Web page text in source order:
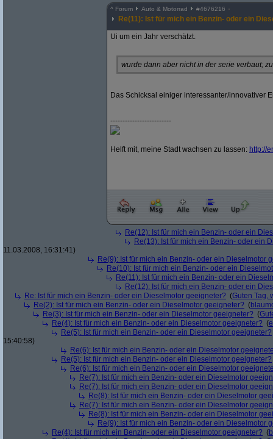
^ Forum Auto & Motorrad #4676216
Re(11): Ist für mich ein Benzin- oder ein
Ui um ein Jahr verschätzt.
wurde dann aber nicht in der serie verbaut;
Das Schicksal einiger interessanter/innovativer
-------------------------
Helft mit, meine Stadt wachsen zu lassen: http://
Re(12): Ist für mich ein Benzin- oder ein
Re(13): Ist für mich ein Benzin- oder ein
11.03.2008, 16:31:41)
Re(9): Ist für mich ein Benzin- oder ein Dieselmotor
Re(10): Ist für mich ein Benzin- oder ein
Re(11): Ist für mich ein Benzin- oder ein
Re(12): Ist für mich ein Benzin- oder ein
Re: Ist für mich ein Benzin- oder ein Dieselmotor geeigneter? (Guten Tag,
Re(2): Ist für mich ein Benzin- oder ein Dieselmotor geeigneter? (
Re(3): Ist für mich ein Benzin- oder ein Dieselmotor geeigneter? (
Re(4): Ist für mich ein Benzin- oder ein Dieselmotor geeigneter? (
Re(5): Ist für mich ein Benzin- oder ein Dieselmotor geeigneter?
15:40:58)
Re(6): Ist für mich ein Benzin- oder ein Dieselmotor
Re(5): Ist für mich ein Benzin- oder ein Dieselmotor geeigneter?
Re(6): Ist für mich ein Benzin- oder ein Dieselmotor
Re(7): Ist für mich ein Benzin- oder ein Dieselmotor
Re(7): Ist für mich ein Benzin- oder ein Dieselmotor
Re(8): Ist für mich ein Benzin- oder ein Dieselmotor
Re(7): Ist für mich ein Benzin- oder ein Dieselmotor
Re(8): Ist für mich ein Benzin- oder ein Dieselmotor
Re(9): Ist für mich ein Benzin- oder ein Dieselmotor
Re(4): Ist für mich ein Benzin- oder ein Dieselmotor geeigneter? (